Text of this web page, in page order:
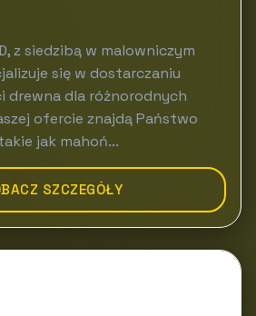
z siedzibą w malowniczym
się w dostarczaniu
drewna dla różnorodnych
ofercie znajdą Państwo
jak mahoń...
SZCZEGÓŁY